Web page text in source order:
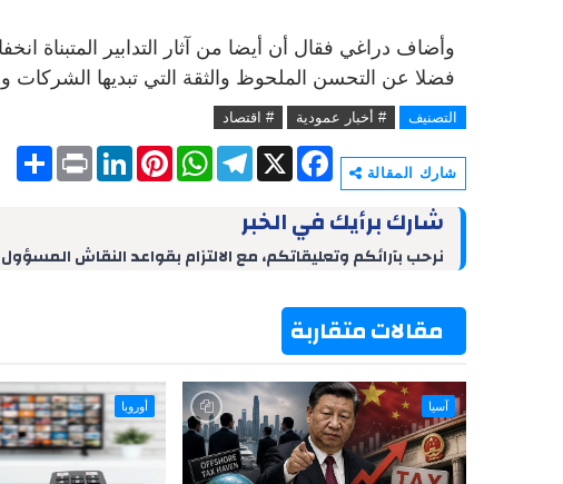
وأضاف دراغي فقال أن أيضا من آثار التدابير المتبناة
فضلا عن التحسن الملحوظ والثقة التي تبديها الشركات
التصنيف # أخبار عمودية # اقتصاد
شارك المقالة
S
P
r
L
I
P
e
W
h
p
T
e
g
a
X
F
a
b
o
شارك برأيك في الخبر
نرحب بآرائكم وتعليقاتكم، مع الالتزام بقواعد النقاش المسؤول
مقالات متقاربة
آسيا أوروبا